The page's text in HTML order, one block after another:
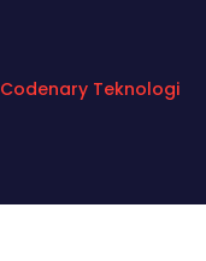
Codenary Teknologi